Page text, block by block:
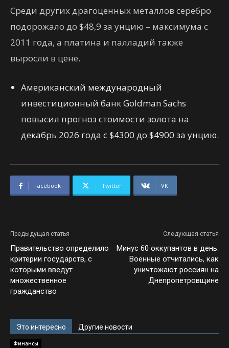
Среди других драгоценных металлов серебро
подорожало до $48,9 за унцию – максимума с
2011 года, а платина и палладий также
выросли в цене.
Американский международный
инвестиционный банк Goldman Sachs
повысил прогноз стоимости золота на
декабрь 2026 года с $4300 до $4900 за унцию.
Facebook Twitter VK
Предыдущая статья
Правительство определило
критерии государств, с
которыми введут
множественное
гражданство
Следующая статья
Минус 60 оккупантов в день.
Военные отчитались, как
уничтожают россиян на
Днепропетровщине
Это интересно Другие новости
Финансы